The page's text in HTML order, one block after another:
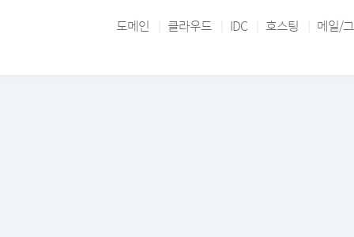
도메인 클라우드 IDC 호스팅 메일/